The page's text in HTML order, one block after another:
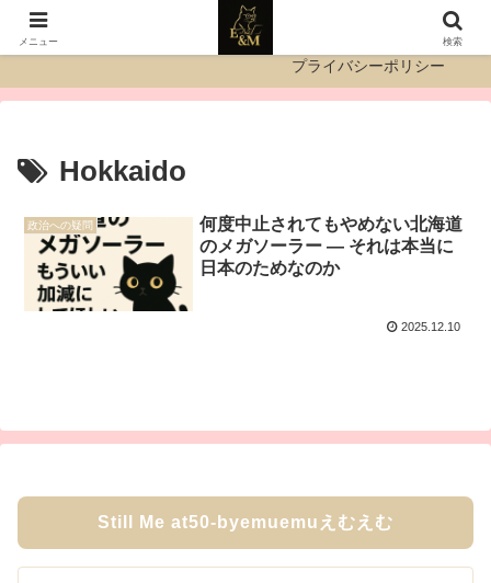
プライバシーポリシー
Hokkaido
政治への疑問
何度中止されてもやめない北海道
のメガソーラー ― それは本当に
日本のためなのか
2025.12.10
Still Me at50-byemuemuえむえむ
メニュー 検索